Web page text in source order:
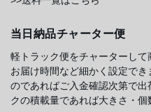
当日納品チャーター便
軽トラック便をチャーターして
お届け時間など細かく設定で
のであればご入金確認次第で
クの積載量であれば大きさ・個